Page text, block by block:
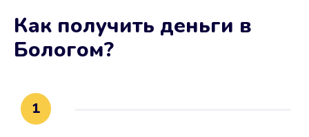
Не потребовались справки, залоги
и поручители. Папа вам доверяет.
Как получить деньги в
Бологом?
1